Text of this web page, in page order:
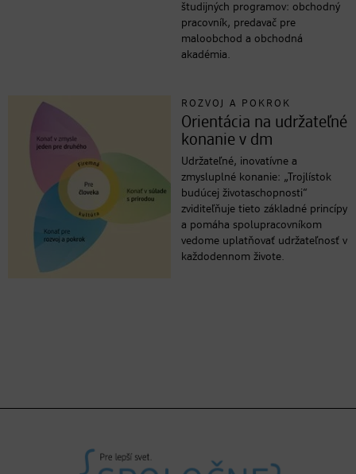
študijných programov: obchodný
pracovník, predavač pre
maloobchod a obchodná
akadémia.
ROZVOJ A POKROK
Orientácia na udržateľné
konanie v dm
Udržateľné, inovatívne a
zmysluplné konanie: „Trojlístok
budúcej životaschopnosti“
zviditeľňuje tieto základné princípy
a pomáha spolupracovníkom
vedome uplatňovať udržateľnosť v
každodennom živote.